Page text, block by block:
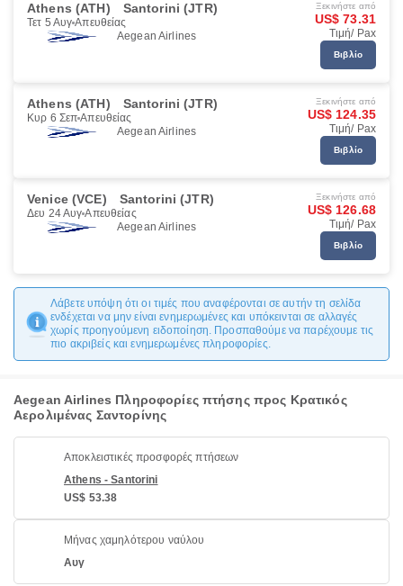
Athens (ATH) Santorini (JTR)
Τετ 5 Αυγ Απευθείας
Aegean Airlines
Ξεκινήστε από
US$ 73.31
Τιμή/ Pax
Βιβλίο
Athens (ATH) Santorini (JTR)
Κυρ 6 Σεπ Απευθείας
Aegean Airlines
Ξεκινήστε από
US$ 124.35
Τιμή/ Pax
Βιβλίο
Venice (VCE) Santorini (JTR)
Δευ 24 Αυγ Απευθείας
Aegean Airlines
Ξεκινήστε από
US$ 126.68
Τιμή/ Pax
Βιβλίο
Λάβετε υπόψη ότι οι τιμές που αναφέρονται σε αυτήν τη σελίδα
ενδέχεται να μην είναι ενημερωμένες και υπόκεινται σε αλλαγές
χωρίς προηγούμενη ειδοποίηση. Προσπαθούμε να παρέχουμε τις
πιο ακριβείς και ενημερωμένες πληροφορίες.
Aegean Airlines Πληροφορίες πτήσης προς Κρατικός
Αερολιμένας Σαντορίνης
Αποκλειστικές προσφορές πτήσεων
Athens - Santorini
US$ 53.38
Μήνας χαμηλότερου ναύλου
Αυγ